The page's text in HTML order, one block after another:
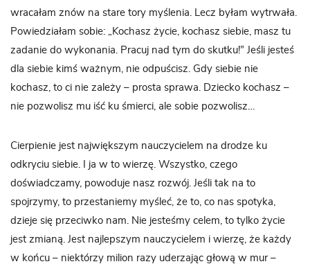
wracałam znów na stare tory myślenia. Lecz byłam wytrwała.
Powiedziałam sobie: „Kochasz życie, kochasz siebie, masz tu
zadanie do wykonania. Pracuj nad tym do skutku!” Jeśli jesteś
dla siebie kimś ważnym, nie odpuścisz. Gdy siebie nie
kochasz, to ci nie zależy – prosta sprawa. Dziecko kochasz –
nie pozwolisz mu iść ku śmierci, ale sobie pozwolisz…
Cierpienie jest największym nauczycielem na drodze ku
odkryciu siebie. I ja w to wierzę. Wszystko, czego
doświadczamy, powoduje nasz rozwój. Jeśli tak na to
spojrzymy, to przestaniemy myśleć, że to, co nas spotyka,
dzieje się przeciwko nam. Nie jesteśmy celem, to tylko życie
jest zmianą. Jest najlepszym nauczycielem i wierzę, że każdy
w końcu – niektórzy milion razy uderzając głową w mur –